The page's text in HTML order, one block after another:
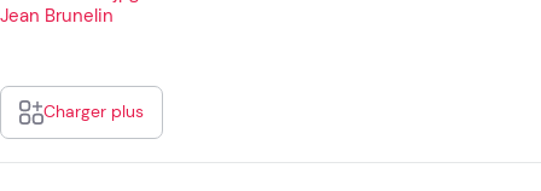
Jean Brunelin
Charger plus